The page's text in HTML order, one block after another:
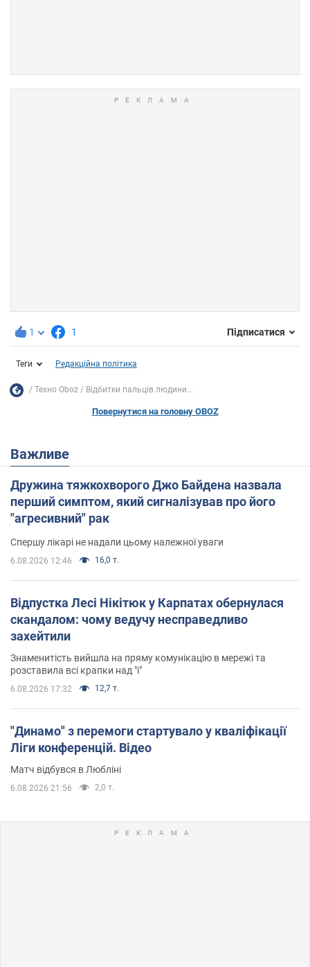
1 1 Підписатися
Теги Редакційна політика
Техно Oboz Відбитки пальців людини...
Повернутися на головну OBOZ
Важливе
Дружина тяжкохворого Джо Байдена назвала
перший симптом, який сигналізував про його
"агресивний" рак
Спершу лікарі не надали цьому належної уваги
6.08.2026 12:46 16,0 т.
Відпустка Лесі Нікітюк у Карпатах обернулася
скандалом: чому ведучу несправедливо
захейтили
Знаменитість вийшла на пряму комунікацію в мережі та
розставила всі крапки над "і"
6.08.2026 17:32 12,7 т.
"Динамо" з перемоги стартувало у кваліфікації
Ліги конференцій. Відео
Матч відбувся в Любліні
6.08.2026 21:56 2,0 т.